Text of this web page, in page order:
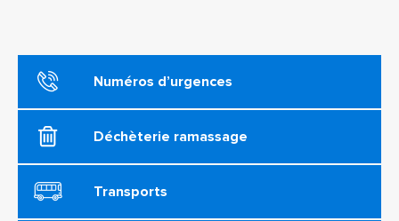
Numéros d’urgences
Déchèterie ramassage
Transports